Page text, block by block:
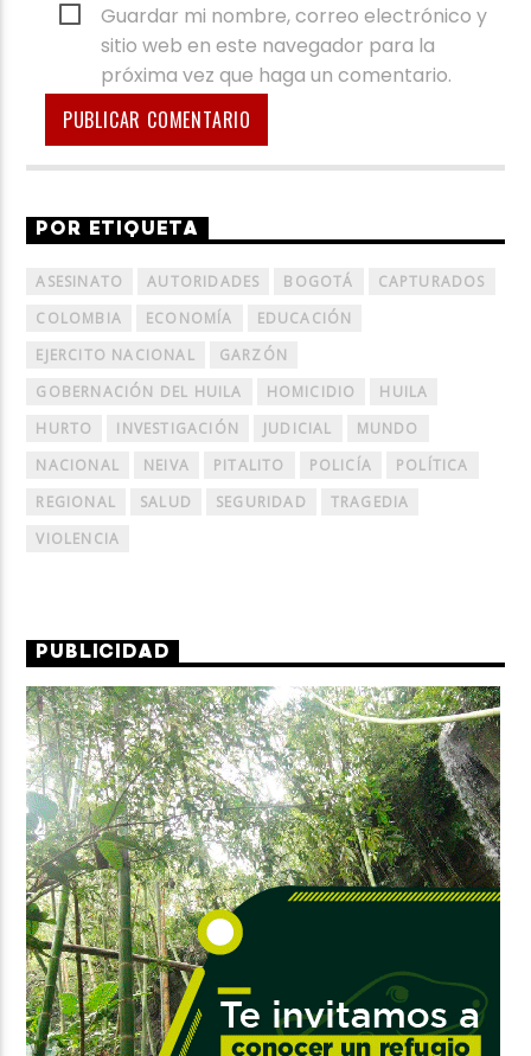
Guardar mi nombre, correo electrónico y
sitio web en este navegador para la
próxima vez que haga un comentario.
POR ETIQUETA
ASESINATO AUTORIDADES BOGOTÁ
CAPTURADOS
COLOMBIA
ECONOMÍA
EDUCACIÓN
EJERCITO NACIONAL
GARZÓN
GOBERNACIÓN DEL HUILA
HOMICIDIO
HUILA
HURTO
INVESTIGACIÓN JUDICIAL
MUNDO
NACIONAL
NEIVA PITALITO POLICÍA
POLÍTICA
REGIONAL
SALUD SEGURIDAD
TRAGEDIA
VIOLENCIA
PUBLICIDAD